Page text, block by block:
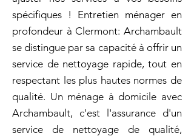
spécifiques ! Entretien ménager en
profondeur à Clermont: Archambault
se distingue par sa capacité à offrir un
service de nettoyage rapide, tout en
respectant les plus hautes normes de
qualité. Un ménage à domicile avec
Archambault, c'est l'assurance d'un
service de nettoyage de qualité,